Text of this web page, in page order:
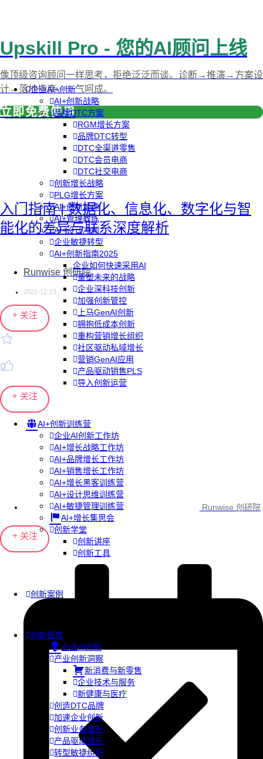
企业AI+创新
AI+创新战略
品牌DTC方案
RGM增长方案
品牌DTC转型
DTC全渠道零售
DTC会员电商
DTC社交电商
创新增长战略
PLG增长方案
AI+创新加速
AI+管理教练
AI+设计冲刺
企业敏捷转型
AI+创新指南2025
企业如何快速采用AI
重塑未来的战略
企业深科技创新
加强创新管控
上马GenAI创新
拥抱低成本创新
重构营销增长组织
社区驱动私域增长
营销GenAI应用
产品驱动销售PLS
导入创新运营
AI+创新训练营
企业AI创新工作坊
AI+增长战略工作坊
AI+品牌增长工作坊
AI+销售增长工作坊
AI+增长黑客训练营
AI+设计思维训练营
AI+敏捷管理训练营
AI+增长集思会
创新学堂
创新讲座
创新工具
创新案例
创新智库
企业AI创新
产业创新洞察
新消费与新零售
企业技术与服务
新健康与医疗
创造DTC品牌
加速企业创新
创新业务增长
产品驱动增长
转型敏捷组织
Upskill Pro - 您的AI顾问上线
像顶级咨询顾问一样思考，拒绝泛泛而谈。诊断→推演→方案设
计→落地指南，一气呵成。
立即免费使用
入门指南 | 数据化、信息化、数字化与智
能化的差异与联系深度解析
Runwise 创研院
2022-12-23
+ 关注
+ 关注
Runwise 创研院
+ 关注